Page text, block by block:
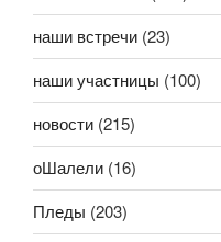
наши встречи (23)
наши участницы (100)
новости (215)
оШалели (16)
Пледы (203)